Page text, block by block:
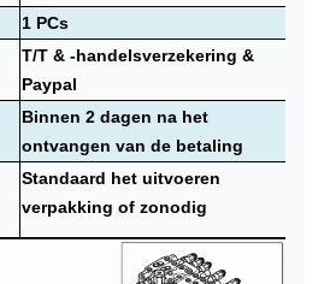
1 PCs
T/T & -handelsverzekering &
Paypal
Binnen 2 dagen na het
ontvangen van de betaling
Standaard het uitvoeren
verpakking of zonodig